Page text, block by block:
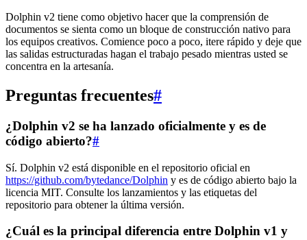
Dolphin v2 tiene como objetivo hacer que la comprensión de
documentos se sienta como un bloque de construcción nativo para
los equipos creativos. Comience poco a poco, itere rápido y deje que
las salidas estructuradas hagan el trabajo pesado mientras usted se
concentra en la artesanía.
Preguntas frecuentes#
¿Dolphin v2 se ha lanzado oficialmente y es de
código abierto?#
Sí. Dolphin v2 está disponible en el repositorio oficial en
https://github.com/bytedance/Dolphin y es de código abierto bajo la
licencia MIT. Consulte los lanzamientos y las etiquetas del
repositorio para obtener la última versión.
¿Cuál es la principal diferencia entre Dolphin v1 y